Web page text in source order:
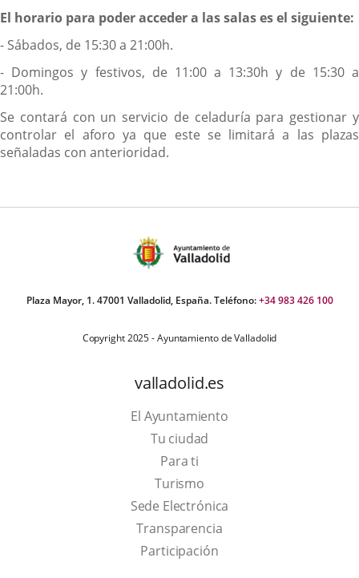
El horario para poder acceder a las salas es el siguiente:
- Sábados, de 15:30 a 21:00h.
- Domingos y festivos, de 11:00 a 13:30h y de 15:30 a
21:00h.
Se contará con un servicio de celaduría para gestionar y
controlar el aforo ya que este se limitará a las plazas
señaladas con anterioridad.
Plaza Mayor, 1. 47001 Valladolid, España. Teléfono:+34 983 426 100
Copyright 2025 - Ayuntamiento de Valladolid
valladolid.es
El Ayuntamiento
Tu ciudad
Para ti
TurismoThis
link
will
open
Sede Electrónica
Transparencia
Participación